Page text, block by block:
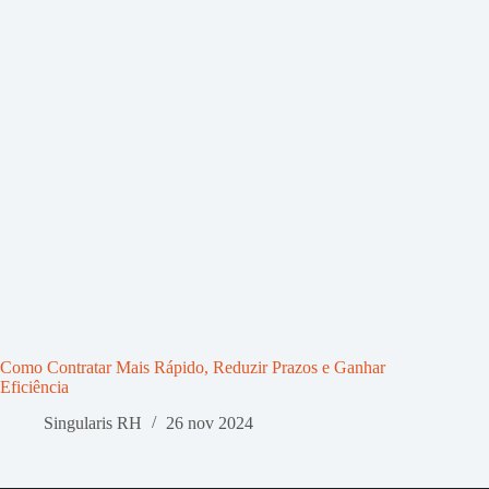
Como Contratar Mais Rápido, Reduzir Prazos e Ganhar
Eficiência
Singularis RH
26 nov 2024